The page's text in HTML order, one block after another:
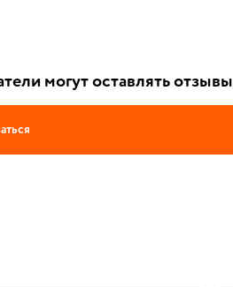
могут оставлять отзывы